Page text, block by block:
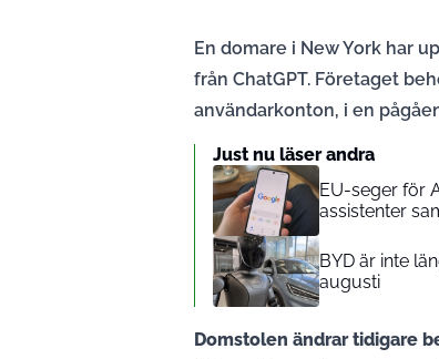
En domare i New York har
från ChatGPT. Företaget
användarkonton, i en
Just nu läser andra
EU-seger för
assistenter
BYD är inte
augusti
Domstolen ändrar tidigare